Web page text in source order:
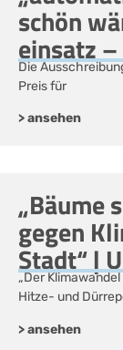
schön
einsatz
Die
Preis für
> ansehen
„Bäume
gegen
Stadt“ |
„Der
Hitze- und
> ansehen